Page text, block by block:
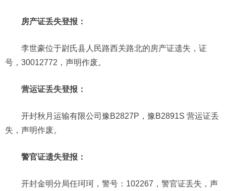
房产证丢失登报：
李世豪位于尉氏县人民路西关路北的房产证遗失，证
号，30012772，声明作废。
营运证丢失登报：
开封秋月运输有限公司豫B2827P，豫B2891S 营运证丢
失，声明作废。
警官证遗失登报：
开封金明分局任珂珂，警号：102267，警官证丢失，声